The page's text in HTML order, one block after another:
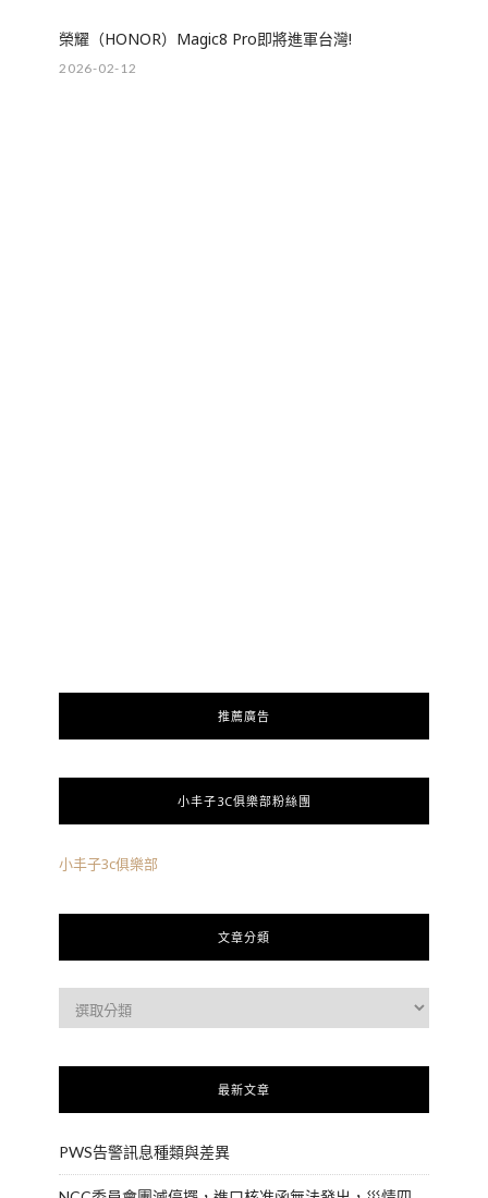
榮耀（HONOR）Magic8 Pro即將進軍台灣!
2026-02-12
推薦廣告
小丰子3C俱樂部粉絲團
小丰子3c俱樂部
文章分類
最新文章
PWS告警訊息種類與差異